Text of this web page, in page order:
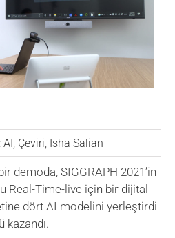
AI Çeviri Isha Salian
demoda, SIGGRAPH 2021’in
Real-Time-live için bir dijital
dört AI modelini yerleştirdi
kazandı.